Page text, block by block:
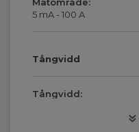
5 mA - 100 A
Tångvidd
Tångvidd: